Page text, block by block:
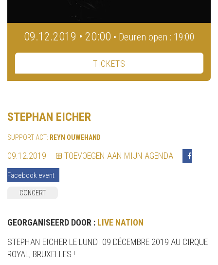
09.12.2019 • 20:00 • Deuren open : 19:00
TICKETS
STEPHAN EICHER
SUPPORT ACT: REYN OUWEHAND
09.12.2019 TOEVOEGEN AAN MIJN AGENDA
Facebook event
CONCERT
GEORGANISEERD DOOR : LIVE NATION
STEPHAN EICHER LE LUNDI 09 DÉCEMBRE 2019 AU CIRQUE
ROYAL, BRUXELLES !